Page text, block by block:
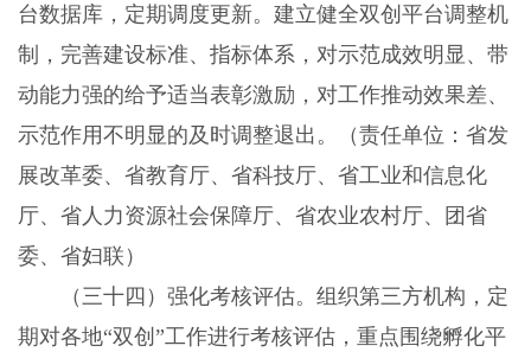
台数据库，定期调度更新。建立健全双创平台调整机
制，完善建设标准、指标体系，对示范成效明显、带
动能力强的给予适当表彰激励，对工作推动效果差、
示范作用不明显的及时调整退出。（责任单位：省发
展改革委、省教育厅、省科技厅、省工业和信息化
厅、省人力资源社会保障厅、省农业农村厅、团省
委、省妇联）
（三十四）强化考核评估。组织第三方机构，定
期对各地“双创”工作进行考核评估，重点围绕孵化平